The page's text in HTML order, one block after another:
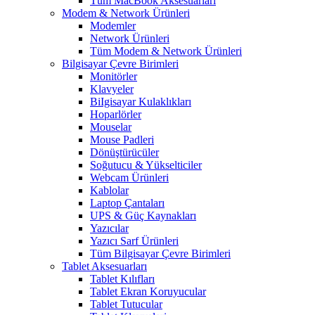
Modem & Network Ürünleri
Modemler
Network Ürünleri
Tüm Modem & Network Ürünleri
Bilgisayar Çevre Birimleri
Monitörler
Klavyeler
BiIgisayar Kulaklıkları
Hoparlörler
Mouselar
Mouse Padleri
Dönüştürücüler
Soğutucu & Yükselticiler
Webcam Ürünleri
Kablolar
Laptop Çantaları
UPS & Güç Kaynakları
Yazıcılar
Yazıcı Sarf Ürünleri
Tüm Bilgisayar Çevre Birimleri
Tablet Aksesuarları
Tablet Kılıfları
Tablet Ekran Koruyucular
Tablet Tutucular